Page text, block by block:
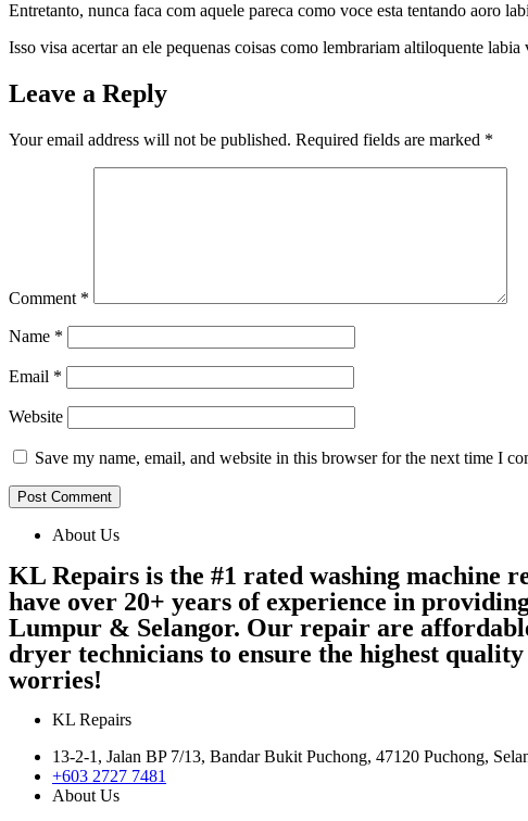
Entretanto, nunca faca com aquele pareca como voce esta tentando aoro
Isso visa acertar an ele pequenas coisas como lembrariam altiloquente
Leave a Reply
Your email address will not be published. Required fields are marked *
Comment *
Name *
Email *
Website
Save my name, email, and website in this browser for the next time I
About Us
KL Repairs is the #1 rated washing
have over 20+ years of experience in
Lumpur & Selangor. Our repair are
dryer technicians to ensure the highest
worries!
KL Repairs
13-2-1, Jalan BP 7/13, Bandar Bukit Puchong, 47120 Puchong,
+603 2727 7481
About Us